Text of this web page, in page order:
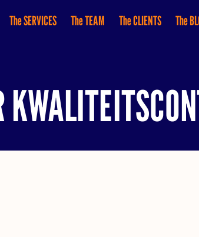
The SERVICES The TEAM The CLIENTS The